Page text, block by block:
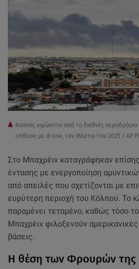
Καπνός υψώνεται από το διεθνές
επίθεση με drone, τον Mάρτιο του 2025 / AP
Στο Μπαχρέιν καταγράφηκαν
έντασης με ενεργοποίηση
από απειλές που σχετίζονται με
ευρύτερη περιοχή του Κόλπου. Το
παραμένει τεταμένο, καθώς τόσο
Μπαχρέιν φιλοξενούν
βάσεις.
Η θέση των Φρουρών της